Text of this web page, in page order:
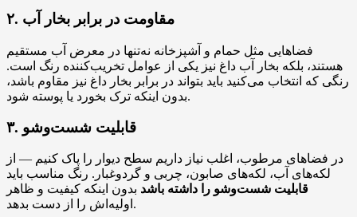
۲. مقاومت در برابر بخار آب
فضاهایی مثل حمام و آشپزخانه نه‌تنها در معرض آب مستقیم
هستند، بلکه بخار آب داغ نیز یکی از عوامل تخریب‌کننده رنگ است.
رنگی که انتخاب می‌کنید باید بتواند در برابر بخار داغ نیز مقاوم باشد،
بدون اینکه ترک بخورد یا پوسته شود.
۳. قابلیت شست‌وشو
در فضاهای مرطوب، اغلب نیاز داریم سطح دیوار را پاک‌ کنیم — از
لکه‌های آب، لکه‌های صابون، چربی و گردوغبار. رنگ مناسب باید
قابلیت شست‌وشو را داشته باشد بدون اینکه کیفیت و ظاهر
اولیه‌اش را از دست بدهد.